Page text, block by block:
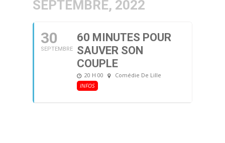
SEPTEMBRE, 2022
30
SEPTEMBRE
60 MINUTES POUR
SAUVER SON
COUPLE
20 H 00
Comédie De Lille
INFOS